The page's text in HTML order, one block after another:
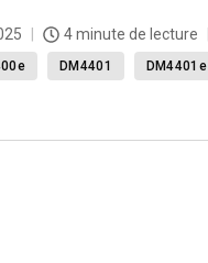
4 minute de lecture
DM4401 DM4401e